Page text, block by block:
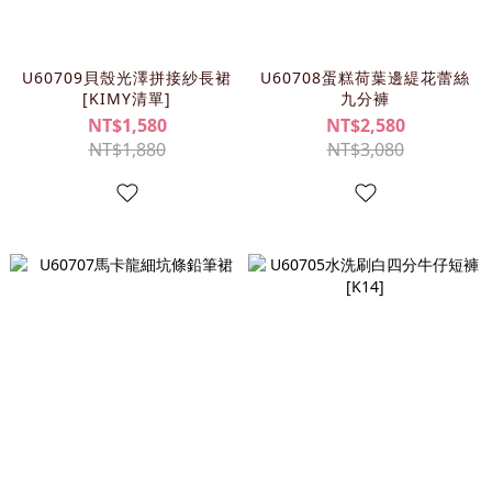
U60709貝殼光澤拼接紗長裙
[KIMY清單]
NT$1,580
NT$1,880
U60708蛋糕荷葉邊緹花蕾絲
九分褲
NT$2,580
NT$3,080